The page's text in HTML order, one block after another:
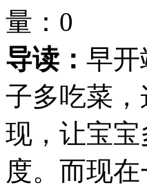
量： 0
导读： 早
子多吃菜
现，让宝
度。而现